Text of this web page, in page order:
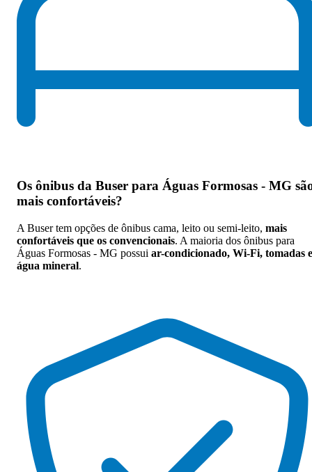
Os ônibus da Buser para Águas Formosas - MG
mais confortáveis?
A Buser tem opções de ônibus cama, leito ou semi-leito, mais
confortáveis que os convencionais. A maioria dos ônibus para
Águas Formosas - MG possui ar-condicionado, Wi-Fi, tomadas e
água mineral.